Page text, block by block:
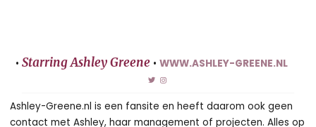
• Starring Ashley Greene • WWW.ASHLEY-GREENE.NL
Ashley-Greene.nl is een fansite en heeft daarom ook geen
contact met Ashley, haar management of projecten. Alles op